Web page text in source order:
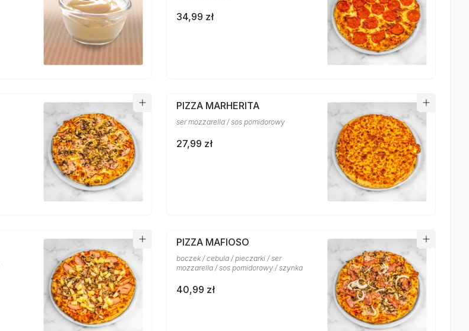
34,99 zł
PIZZA MARHERITA
ser mozzarella / sos pomidorowy
27,99 zł
PIZZA MAFIOSO
boczek / cebula / pieczarki / ser
mozzarella / sos pomidorowy / szynka
40,99 zł